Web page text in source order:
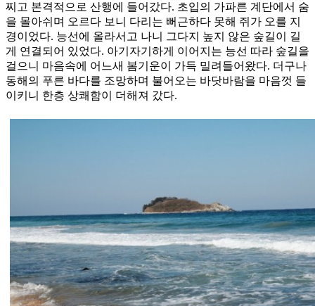
찌고 본격적으로 산행에 들어갔다. 초입의 가파른 계단에서 숨
을 몰아쉬며 오르다 보니 다리는 뻐근하다 못해 쥐가 오를 지
경이었다. 능선에 올라서고 나니 그다지 높지 않은 숲길이 길
게 연결되어 있었다. 아기자기하게 이어지는 능선 따라 숲길을
걸으니 마음속에 어느새 봄기운이 가득 밀려들어왔다. 더구나
동해의 푸른 바다를 조망하며 불어오는 바닷바람을 마음껏 들
이키니 한층 상쾌함이 더해져 갔다.